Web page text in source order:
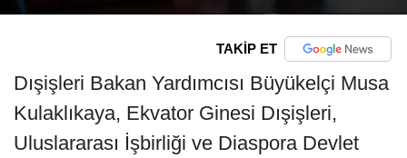
TAKİP ET
Dışişleri Bakan Yardımcısı Büyükelçi Musa
Kulaklıkaya, Ekvator Ginesi Dışişleri,
Uluslararası İşbirliği ve Diaspora Devlet